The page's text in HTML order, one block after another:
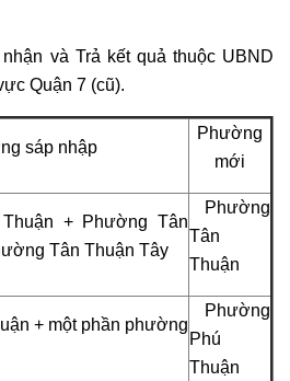
và Trả kết quả thuộc UBND
Quận 7 (cũ).
sáp nhập
Phường
mới
+ Phường Tân
Tân Thuận Tây
Phường
Tân
Thuận
+ một phần phường
Phường
Phú
Thuận